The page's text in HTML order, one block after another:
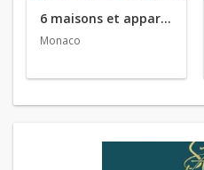
6 maisons et appartements en vente
Monaco